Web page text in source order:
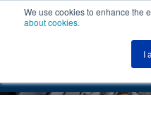
We use cookies to enhance the
about cookies.
I
日本語